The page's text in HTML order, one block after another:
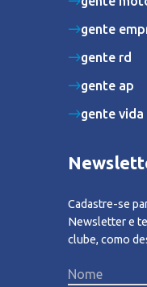
gente
gente rd
gente ap
gente vida
Cadastre-se
Newsletter e
clube, como